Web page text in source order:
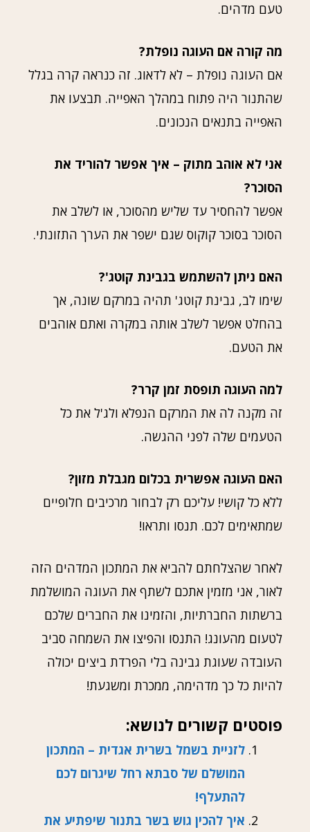
טעם מדהים.
מה קורה אם העוגה נופלת?
אם העוגה נופלת – לא לדאוג. זה כנראה קרה בגלל
שהתנור היה פתוח במהלך האפייה. תבצעו את
האפייה בתנאים הנכונים.
אני לא אוהב מתוק – איך אפשר להוריד את
הסוכר?
אפשר להחסיר עד שליש מהסוכר, או לשלב את
הסוכר בסוכר קוקוס שגם ישפר את הערך התזונתי.
האם ניתן להשתמש בגבינת קוטג'?
שימו לב, גבינת קוטג' תהיה במרקם שונה, אך
בהחלט אפשר לשלב אותה במקרה ואתם אוהבים
את הטעם.
למה העוגה תופסת זמן קרר?
זה מקנה לה את המרקם הנפלא ולג'ל את כל
הטעמים שלה לפני ההגשה.
האם העוגה אפשרית בכלום מגבלת מזון?
ללא כל קושי! עליכם רק לבחור מרכיבים חלופיים
שמתאימים לכם. תנסו ותראו!
לאחר שהצלחתם להביא את המתכון המדהים הזה
לאור, אני מזמין אתכם לשתף את העוגה המושלמת
ברשתות החברתיות, והזמינו את החברים שלכם
לטעום מהעונג! התנסו והפיצו את השמחה סביב
העובדה שעוגת גבינה בלי הפרדת ביצים יכולה
להיות כל כך מדהימה, ממכרת ומשגעת!
פוסטים קשורים לנושא:
לזניית בשמל בשרית אגדית – המתכון
המושלם של סבתא רחל שיגרום לכם
להתעלף!
איך להכין גוש בשר בתנור שיפתיע את